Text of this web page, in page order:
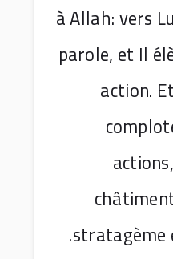
à Allah: vers
parole, et Il
action.
stratagème